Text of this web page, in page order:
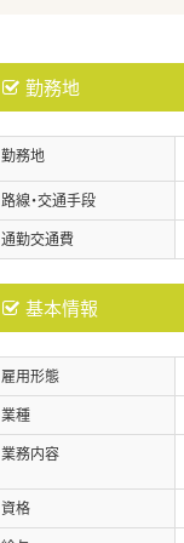
勤務地
勤務地
路線・交通手段
通勤交通費
基本情報
雇用形態
業種
業務内容
資格